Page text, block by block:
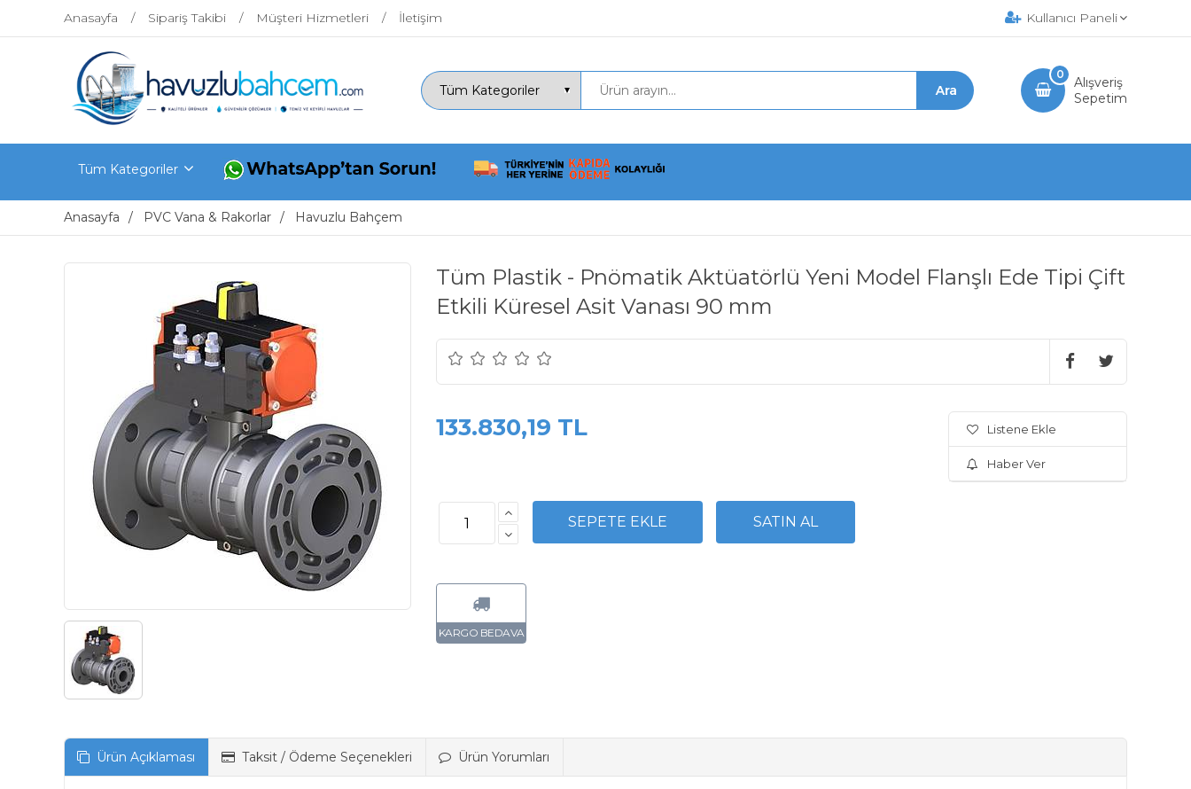
Anasayfa Sipariş Takibi Müşteri Hizmetleri İletişim Kullanıcı Paneli
Alışveriş
Sepetim
0
Tüm Kategoriler
Anasayfa PVC Vana & Rakorlar Havuzlu Bahçem
Tüm Plastik - Pnömatik Aktüatörlü Yeni Model Flanşlı Ede Tipi Çift
Etkili Küresel Asit Vanası 90 mm
133.830,19 TL Listene Ekle
Haber Ver
Ürün Açıklaması Taksit / Ödeme Seçenekleri Ürün Yorumları